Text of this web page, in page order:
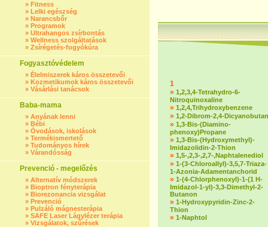
» Fitness
» Lelki egészség
» Narancsbőr
» Programok
» Ultrahangos zsírbontás
» Wellness szolgáltatások
» Zsírégetés-fogyókúra
Fogyasztóvédelem
» Élelmiszerek káros összetevői
» Kozmetikumok káros összetevői
» Vásárlási tanácsok
Baba-mama
» Anyának lenni
» Bébi
» Óvodások, iskolások
» Termékismertető
» Tudományos hírek
» Várandósság
Prevenció - megelőzés
» Alternatív módszerek
» Bioptron fényterápia
» Biorezonancia vizsgálat
» Prevenció
» Pulzáló mágnesterápia
» SAFE Laser Lágylézer terápia
» Vizsgálatok, szűrések
1
» 1,2,3,4-Tetrahydro-6-
Nitroquinoxaline
» 1,2,4,Trihydroxybenzene
» 1,2-Dibrom-2,4-Dicyanobutan
» 1,3-Bis-(Diamino-
phenoxy)Propane
» 1,3-Bis-(Hydroxymethyl)-
Imidazolidin-2-Thion
» 1,5-,2,3-,2,7-,Naphtalenediol
» 1-(3-Chloroallyl)-3,5,7-Triaza-
1-Azonia-Adamentanchorid
» 1-(4-Chlorphenoxyl)-1-(1 H-
Imidazol-1-yl)-3,3-Dimethyl-2-
Butanon
» 1-Hydroxypyridin-Zinc-2-
Thion
» 1-Naphtol